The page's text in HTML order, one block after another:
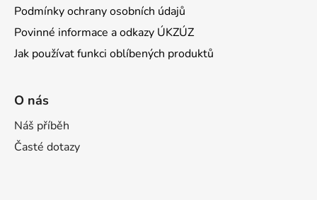
Podmínky ochrany osobních údajů
Povinné informace a odkazy ÚKZÚZ
Jak používat funkci oblíbených produktů
O nás
Náš příběh
Časté dotazy